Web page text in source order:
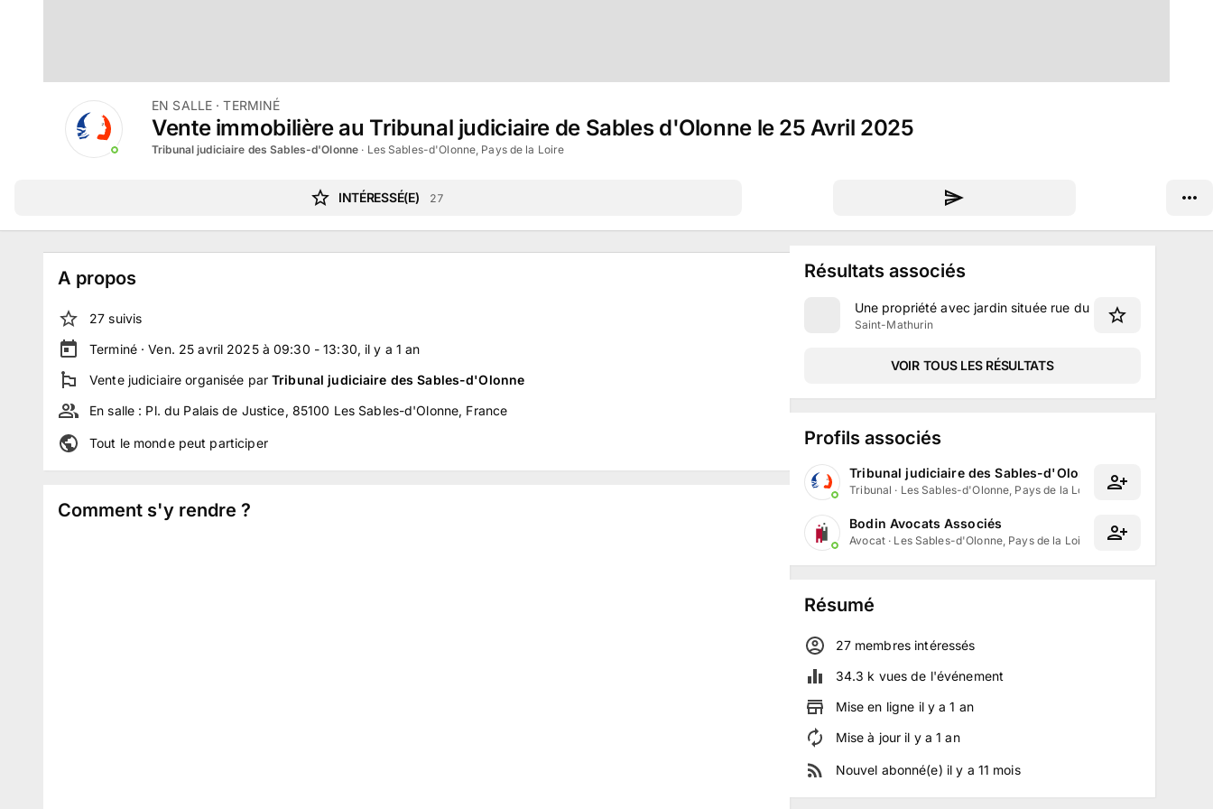
EN SALLE · TERMINÉ
Vente immobilière au Tribunal judiciaire de Sables d'Olonne le 25 Avril 2025
Tribunal judiciaire des Sables-d'Olonne · Les Sables-d'Olonne, Pays de la Loire
INTÉRESSÉ(E) 27
A propos
27 suivis
Terminé ·Ven. 25 avril 2025 à 09:30 - 13:30, il y a 1 an
Vente judiciaire organisée parTribunal judiciaire des Sables-d'Olonne
En salle : Pl. du Palais de Justice, 85100 Les Sables-d'Olonne, France
Tout le monde peut participer
Comment s'y rendre ?
Résultats associés
Une propriété avec jardin située rue du Plassis à Saint-
Saint-Mathurin
VOIR TOUS LES RÉSULTATS
Profils associés
Tribunal judiciaire des Sables-d'Olonne
Tribunal · Les Sables-d'Olonne, Pays de la Loire
Bodin Avocats Associés
Avocat · Les Sables-d'Olonne, Pays de la Loire
Résumé
27membresintéressés
34.3 k vues de l'événement
Mise en ligne il y a1 an
Mise à jour il y a1 an
Nouvel abonné(e) il y a 11 mois